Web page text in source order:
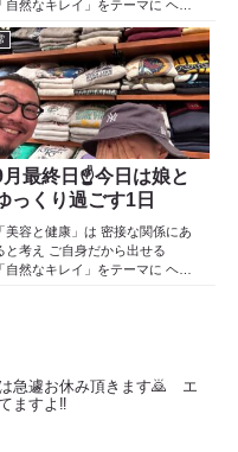
「自然なキレイ」をテーマに ヘア
「根本改善」を目的とした美容
Def 古江です 2023年３月30日
り スタートしたこのブログ
々の事や...
月最終日☝️今日は娘と
っくり過ごす1日
「美容と健康」は 密接な関係にあ
と考え ご自身だから出せる
「自然なキレイ」をテーマに ヘア
急遽お休み頂きます🙇 エ
ますよ‼️